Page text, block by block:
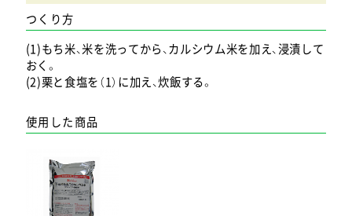
つくり方
(1)もち米、米を洗ってから、カルシウム米を加え、浸漬して
おく。
(2)栗と食塩を（1）に加え、炊飯する。
使用した商品